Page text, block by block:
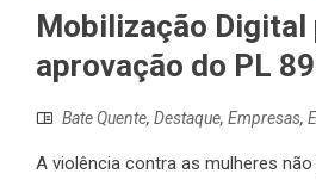
Mobilização Digital
aprovação do PL
Bate Quente, Destaque, Empresas,
A violência contra as mulheres